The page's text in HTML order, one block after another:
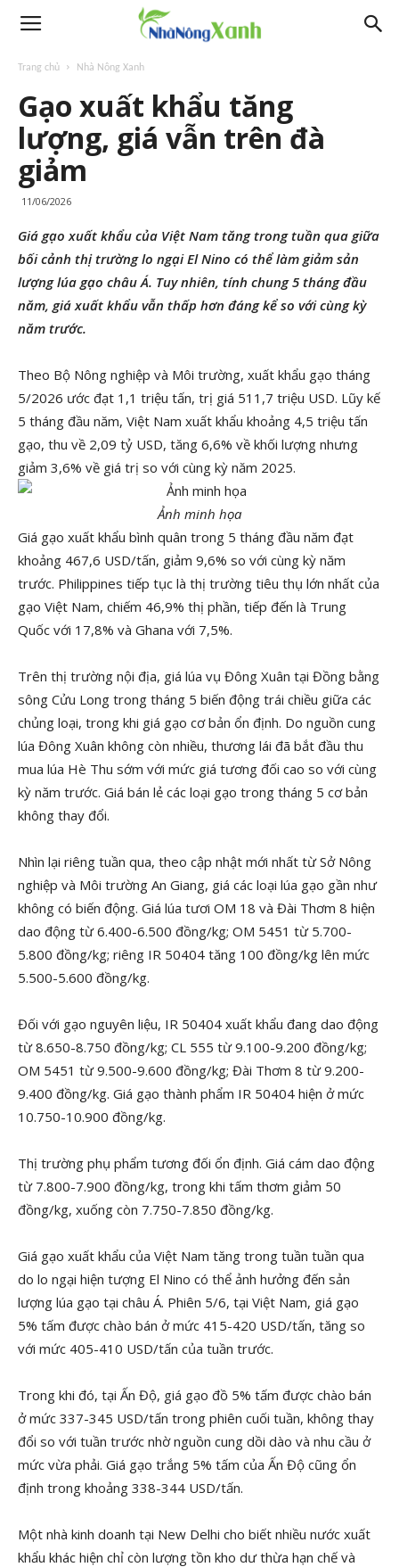
Trang chủ Nhà Nông Xanh
Gạo xuất khẩu tăng
lượng, giá vẫn trên đà
giảm
11/06/2026
Giá gạo xuất khẩu của Việt Nam tăng trong tuần qua giữa
bối cảnh thị trường lo ngại El Nino có thể làm giảm sản
lượng lúa gạo châu Á. Tuy nhiên, tính chung 5 tháng đầu
năm, giá xuất khẩu vẫn thấp hơn đáng kể so với cùng kỳ
năm trước.
Theo Bộ Nông nghiệp và Môi trường, xuất khẩu gạo tháng
5/2026 ước đạt 1,1 triệu tấn, trị giá 511,7 triệu USD. Lũy kế
5 tháng đầu năm, Việt Nam xuất khẩu khoảng 4,5 triệu tấn
gạo, thu về 2,09 tỷ USD, tăng 6,6% về khối lượng nhưng
giảm 3,6% về giá trị so với cùng kỳ năm 2025.
Ảnh minh họa
Giá gạo xuất khẩu bình quân trong 5 tháng đầu năm đạt
khoảng 467,6 USD/tấn, giảm 9,6% so với cùng kỳ năm
trước. Philippines tiếp tục là thị trường tiêu thụ lớn nhất của
gạo Việt Nam, chiếm 46,9% thị phần, tiếp đến là Trung
Quốc với 17,8% và Ghana với 7,5%.
Trên thị trường nội địa, giá lúa vụ Đông Xuân tại Đồng bằng
sông Cửu Long trong tháng 5 biến động trái chiều giữa các
chủng loại, trong khi giá gạo cơ bản ổn định. Do nguồn cung
lúa Đông Xuân không còn nhiều, thương lái đã bắt đầu thu
mua lúa Hè Thu sớm với mức giá tương đối cao so với cùng
kỳ năm trước. Giá bán lẻ các loại gạo trong tháng 5 cơ bản
không thay đổi.
Nhìn lại riêng tuần qua, theo cập nhật mới nhất từ Sở Nông
nghiệp và Môi trường An Giang, giá các loại lúa gạo gần như
không có biến động. Giá lúa tươi OM 18 và Đài Thơm 8 hiện
dao động từ 6.400-6.500 đồng/kg; OM 5451 từ 5.700-
5.800 đồng/kg; riêng IR 50404 tăng 100 đồng/kg lên mức
5.500-5.600 đồng/kg.
Đối với gạo nguyên liệu, IR 50404 xuất khẩu đang dao động
từ 8.650-8.750 đồng/kg; CL 555 từ 9.100-9.200 đồng/kg;
OM 5451 từ 9.500-9.600 đồng/kg; Đài Thơm 8 từ 9.200-
9.400 đồng/kg. Giá gạo thành phẩm IR 50404 hiện ở mức
10.750-10.900 đồng/kg.
Thị trường phụ phẩm tương đối ổn định. Giá cám dao động
từ 7.800-7.900 đồng/kg, trong khi tấm thơm giảm 50
đồng/kg, xuống còn 7.750-7.850 đồng/kg.
Giá gạo xuất khẩu của Việt Nam tăng trong tuần tuần qua
do lo ngại hiện tượng El Nino có thể ảnh hưởng đến sản
lượng lúa gạo tại châu Á. Phiên 5/6, tại Việt Nam, giá gạo
5% tấm được chào bán ở mức 415-420 USD/tấn, tăng so
với mức 405-410 USD/tấn của tuần trước.
Trong khi đó, tại Ấn Độ, giá gạo đồ 5% tấm được chào bán
ở mức 337-345 USD/tấn trong phiên cuối tuần, không thay
đổi so với tuần trước nhờ nguồn cung dồi dào và nhu cầu ở
mức vừa phải. Giá gạo trắng 5% tấm của Ấn Độ cũng ổn
định trong khoảng 338-344 USD/tấn.
Một nhà kinh doanh tại New Delhi cho biết nhiều nước xuất
khẩu khác hiện chỉ còn lượng tồn kho dư thừa hạn chế và